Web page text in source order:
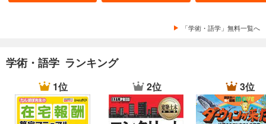
「学術・語学」無料一覧へ
学術・語学 ランキング
1位 2位 3位